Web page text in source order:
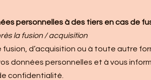
personnelles à des tiers en cas de
la fusion / acquisition
d’acquisition ou à toute autre
données personnelles et à vous
confidentialité.